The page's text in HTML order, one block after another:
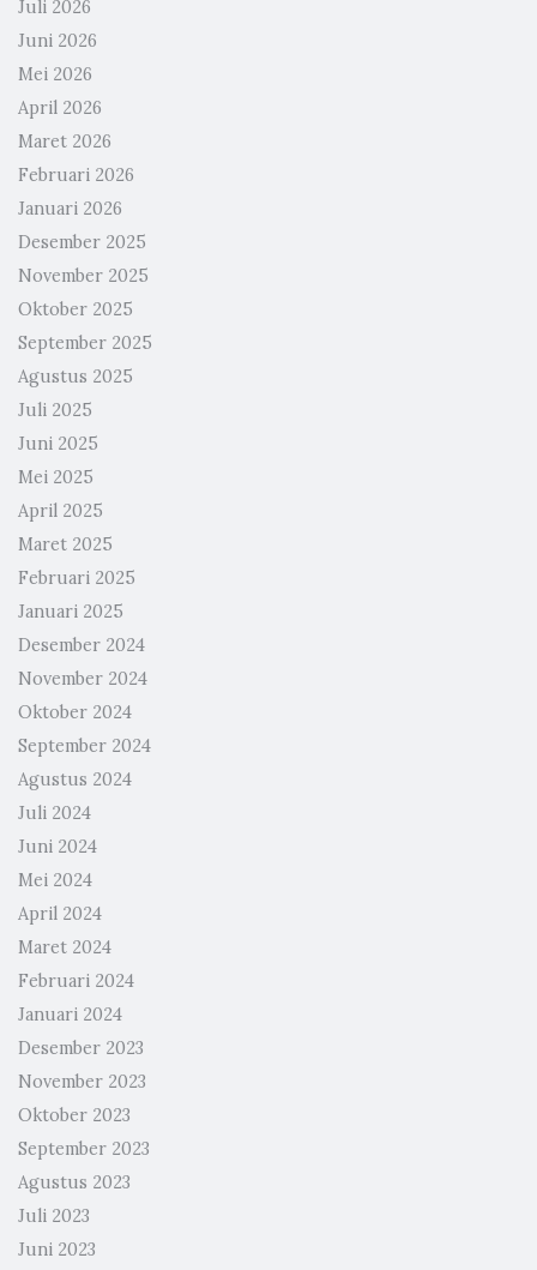
Juli 2026
Juni 2026
Mei 2026
April 2026
Maret 2026
Februari 2026
Januari 2026
Desember 2025
November 2025
Oktober 2025
September 2025
Agustus 2025
Juli 2025
Juni 2025
Mei 2025
April 2025
Maret 2025
Februari 2025
Januari 2025
Desember 2024
November 2024
Oktober 2024
September 2024
Agustus 2024
Juli 2024
Juni 2024
Mei 2024
April 2024
Maret 2024
Februari 2024
Januari 2024
Desember 2023
November 2023
Oktober 2023
September 2023
Agustus 2023
Juli 2023
Juni 2023